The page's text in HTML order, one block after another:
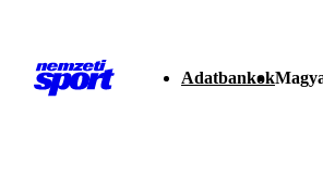
Adatbankok